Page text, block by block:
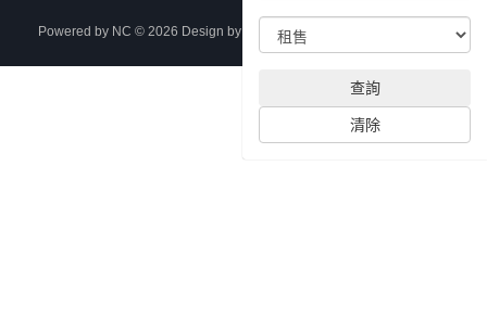
查詢
清除
Powered by NC © 2026 Design by CADCH 登錄帳號